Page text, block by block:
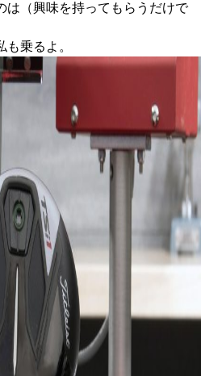
は（興味を持ってもらうだけで
乗るよ。